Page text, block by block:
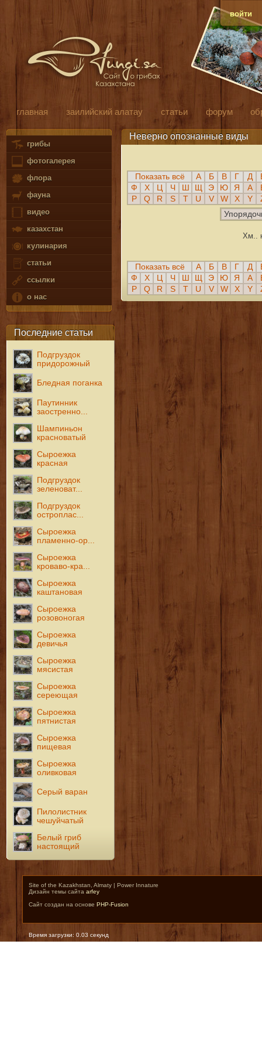
войти
главная заилийский алатау статьи форум
грибы
фотогалерея
флора
фауна
видео
казахстан
кулинария
статьи
ссылки
о нас
Последние статьи
Подгруздок
придорожный
Бледная поганка
Паутинник
заостренно...
Шампиньон
красноватый
Сыроежка
красная
Подгруздок
зеленоват...
Подгруздок
остроплас...
Сыроежка
пламенно-ор...
Сыроежка
кроваво-кра...
Сыроежка
каштановая
Сыроежка
розовоногая
Сыроежка
девичья
Сыроежка
мясистая
Сыроежка
сереющая
Сыроежка
пятнистая
Сыроежка
пищевая
Сыроежка
оливковая
Серый варан
Пилолистник
чешуйчатый
Белый гриб
настоящий
Неверно опознанные виды
Показать всё А Б В Г Д
Ф
Х Ч Э Ю Я A
P
Q R S T U V W X Y
Хм..
Показать всё А Б В Г Д
Ф
Х Ч Э Ю Я A
P
Q R S T U V W X Y
Site of the Kazakhstan, Almaty | Power Innature
Дизайн темы сайта arfey
Сайт создан на основе PHP-Fusion
Время загрузки: 0.03 секунд